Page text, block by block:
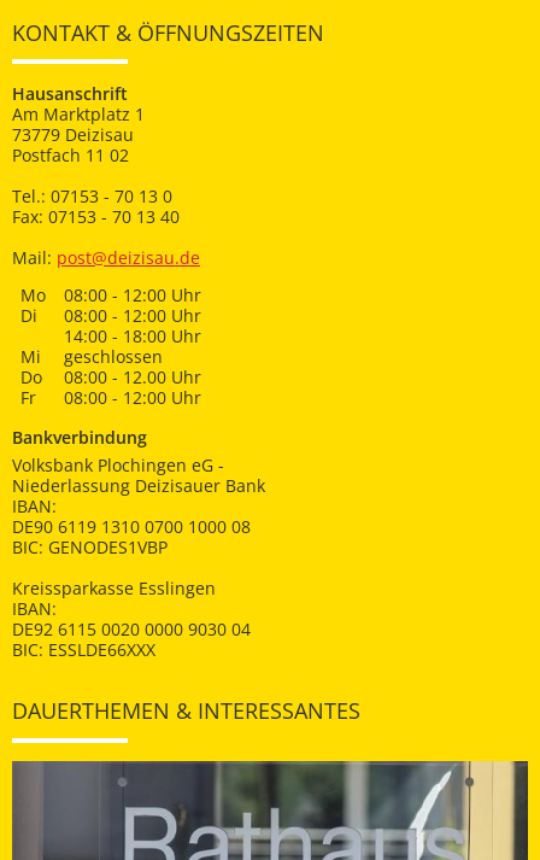
KONTAKT & ÖFFNUNGSZEITEN
Hausanschrift
Am Marktplatz 1
73779 Deizisau
Postfach 11 02
Tel.: 07153 - 70 13 0
Fax: 07153 - 70 13 40
Mail: post@deizisau.de
Mo
08:00 - 12:00 Uhr
Di
08:00 - 12:00 Uhr
14:00 - 18:00 Uhr
Mi
geschlossen
Do
08:00 - 12.00 Uhr
Fr
08:00 - 12:00 Uhr
Bankverbindung
Volksbank Plochingen eG -
Niederlassung Deizisauer Bank
IBAN:
DE90 6119 1310 0700 1000 08
BIC: GENODES1VBP
Kreissparkasse Esslingen
IBAN:
DE92 6115 0020 0000 9030 04
BIC: ESSLDE66XXX
DAUERTHEMEN & INTERESSANTES